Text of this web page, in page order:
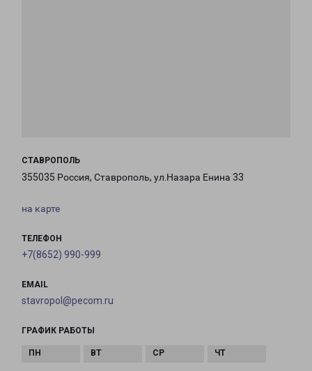
СТАВРОПОЛЬ
355035 Россия, Ставрополь, ул.Назара Енина 33
на карте
ТЕЛЕФОН
+7(8652) 990-999
EMAIL
stavropol@pecom.ru
ГРАФИК РАБОТЫ